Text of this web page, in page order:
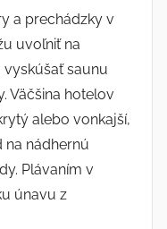
a prechádzky v
uvoľniť na
vyskúšať saunu
Väčšina hotelov
alebo vonkajší,
na nádhernú
Plávaním v
únavu z